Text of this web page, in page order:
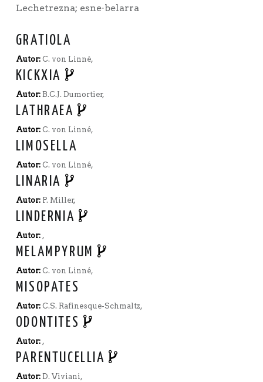
Lechetrezna; esne·belarra
GRATIOLA
Autor: C. von Linné,
KICKXIA
Autor: B.C.J. Dumortier,
LATHRAEA
Autor: C. von Linné,
LIMOSELLA
Autor: C. von Linné,
LINARIA
Autor: P. Miller,
LINDERNIA
Autor: ,
MELAMPYRUM
Autor: C. von Linné,
MISOPATES
Autor: C.S. Rafinesque-Schmaltz,
ODONTITES
Autor: ,
PARENTUCELLIA
Autor: D. Viviani,